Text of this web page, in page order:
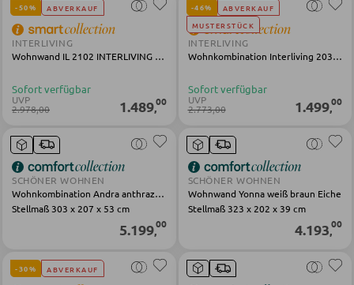
Boxspringbetten
Einzelbetten
MATRATZEN SHOP
Lattenroste
-50% ABVERKAUF
INTERLIVING
Wohnwand IL 2102 INTERLIVING weiß
Sofort verfügbar
UVP
2.978,00 1.489,00
-46%
ABVERKAUF
MUSTERSTÜCK
INTERLIVING
Wohnkombination Interliving 2030 gau Holz
Sofort verfügbar
UVP
2.773,00 1.499,00
SCHÖNER WOHNEN
Wohnkombination Andra anthrazit Eiche
Stellmaß 303 x 207 x 53 cm
5.199,00
SCHÖNER WOHNEN
Wohnwand Yonna weiß braun Eiche
Stellmaß 323 x 202 x 39 cm
4.193,00
-30% ABVERKAUF